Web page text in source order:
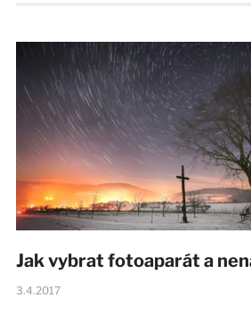
Jak vybrat fotoaparát a
3.4.2017